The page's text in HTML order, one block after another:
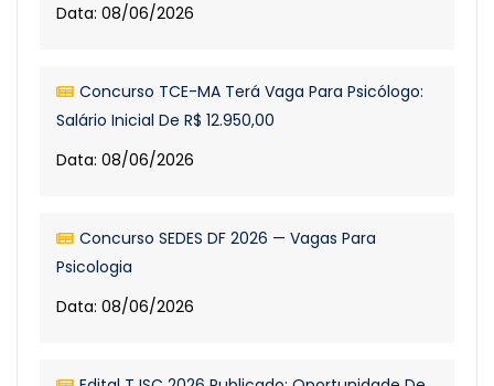
Data: 08/06/2026
Concurso TCE-MA Terá Vaga Para Psicólogo:
Salário Inicial De R$ 12.950,00
Data: 08/06/2026
Concurso SEDES DF 2026 — Vagas Para
Psicologia
Data: 08/06/2026